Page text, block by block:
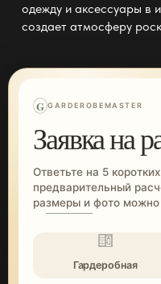
одежду и аксессуары в
создает атмосферу
G GARDEROBEMASTER
Заявка на
Ответьте на 5
предварительный
размеры и фото
Гардеробная